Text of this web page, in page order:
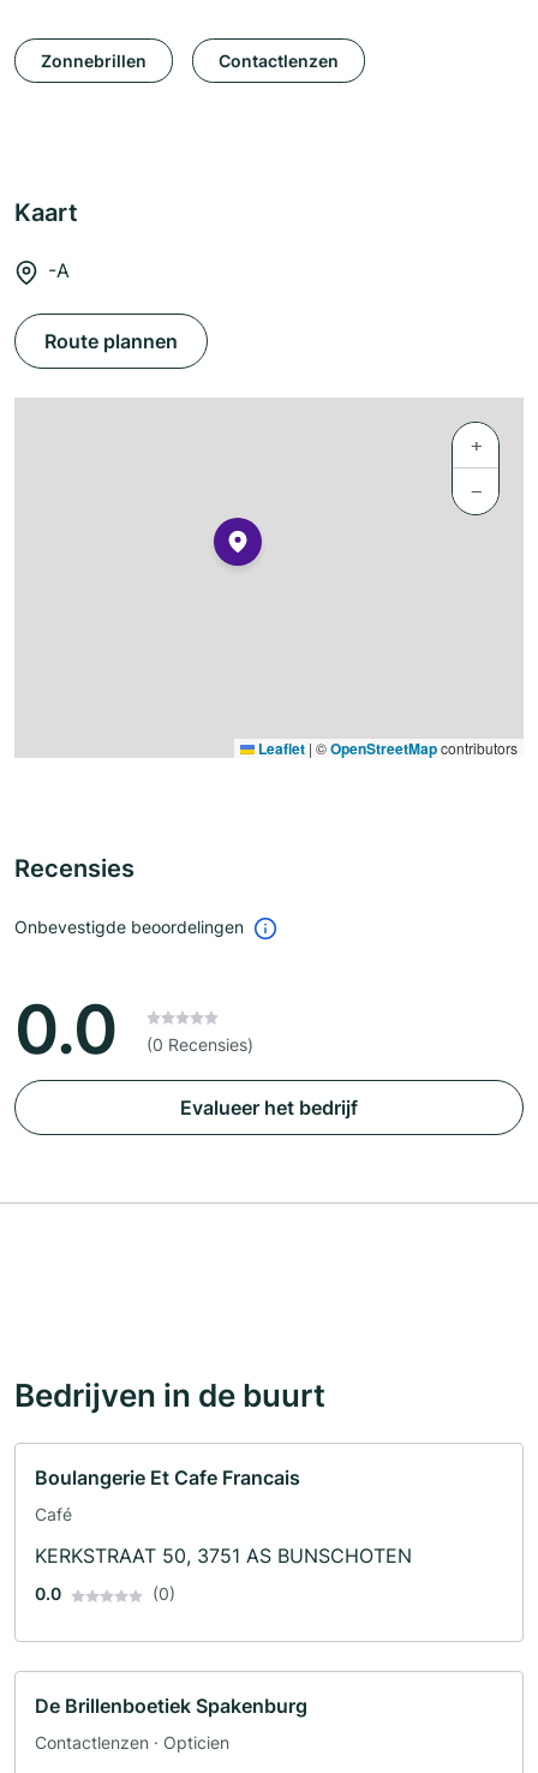
Zonnebrillen Contactlenzen
Kaart
-A
Route plannen
+
−
Leaflet | ©OpenStreetMapcontributors
Recensies
Onbevestigde beoordelingen
0.0 (0 Recensies)
Evalueer het bedrijf
Bedrijven in de buurt
Boulangerie Et Cafe Francais
Café
KERKSTRAAT 50, 3751 AS BUNSCHOTEN
0.0 (0)
De Brillenboetiek Spakenburg
Contactlenzen · Opticien